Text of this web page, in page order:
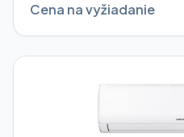
Cena na vyžiadanie